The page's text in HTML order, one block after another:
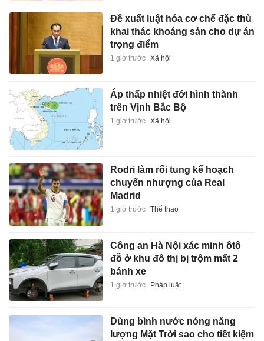
Đề xuất luật hóa cơ chế đặc thù
khai thác khoáng sản cho dự án
trọng điểm
1 giờ trước Xã hội
Áp thấp nhiệt đới hình thành
trên Vịnh Bắc Bộ
1 giờ trước Xã hội
Rodri làm rối tung kế hoạch
chuyển nhượng của Real
Madrid
1 giờ trước Thể thao
Công an Hà Nội xác minh ôtô
đỗ ở khu đô thị bị trộm mất 2
bánh xe
1 giờ trước Pháp luật
Dùng bình nước nóng năng
lượng Mặt Trời sao cho tiết kiệm